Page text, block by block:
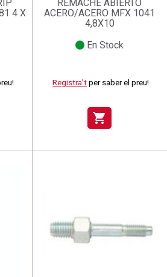
4 X
REMACHE ABIERTO
ACERO/ACERO MFX 1041
4,8X10
En Stock
Registra't per saber el preu!
shopping_cart